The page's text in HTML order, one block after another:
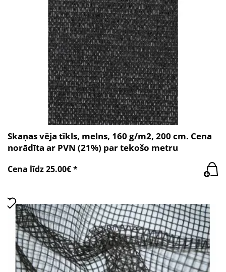
Skaņas vēja tīkls, melns, 160 g/m2, 200 cm. Cena
norādīta ar PVN (21%) par tekošo metru
Cena līdz 25.00€ *